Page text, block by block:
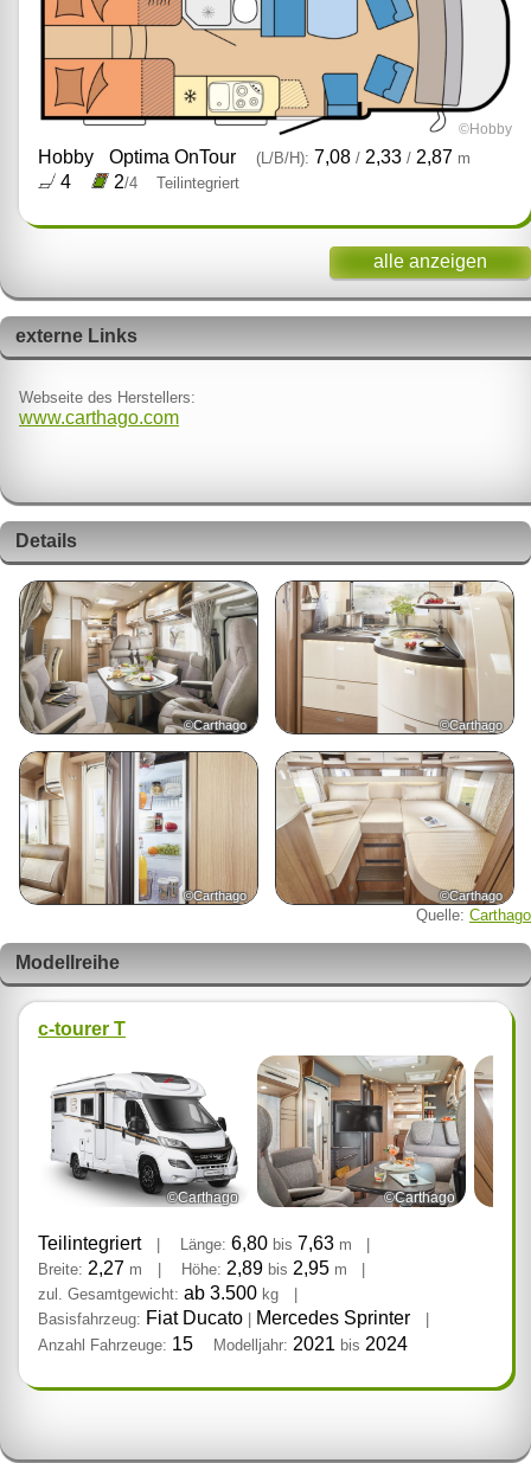
©Hobby
Hobby Optima OnTour (L/B/H): 7,08 /2,33 /2,87 m
4 2/4 Teilintegriert
alle anzeigen
externe Links
Webseite des Herstellers:
www.carthago.com
Details
©Carthago ©Carthago
©Carthago ©Carthago
Quelle: Carthago
Modellreihe
c-tourer T
©Carthago ©Carthago
Teilintegriert Länge: 6,80 bis 7,63 m
Breite: 2,27 m Höhe: 2,89 bis 2,95 m
zul. Gesamtgewicht: ab 3.500 kg
Basisfahrzeug: Fiat Ducato Mercedes Sprinter
Anzahl Fahrzeuge: 15 Modelljahr: 2021 bis 2024